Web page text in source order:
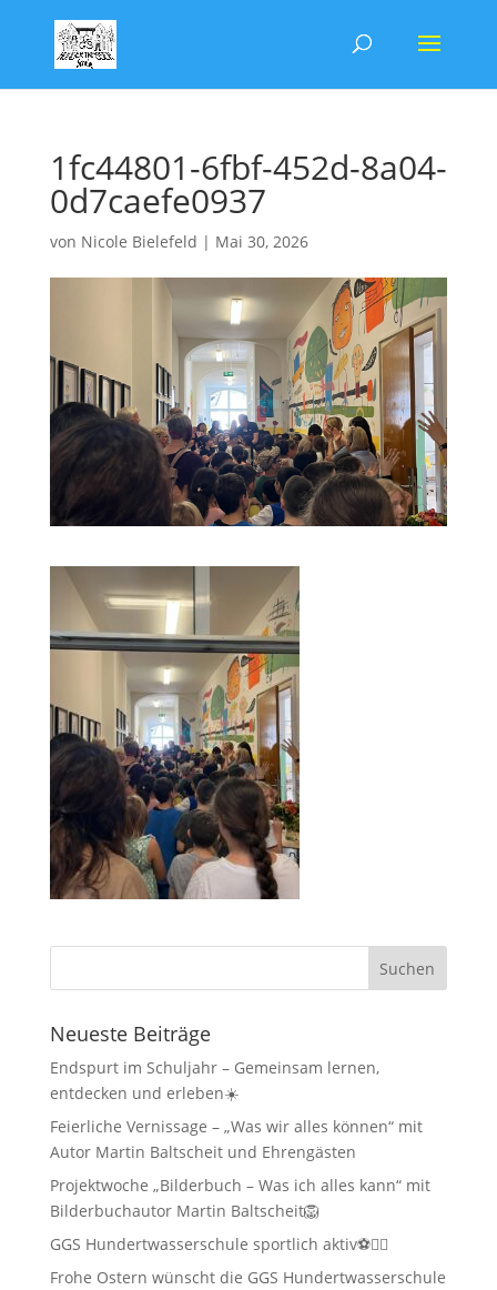
1fc44801-6fbf-452d-8a04-
0d7caefe0937
von Nicole Bielefeld | Mai 30, 2026
Neueste Beiträge
Endspurt im Schuljahr – Gemeinsam lernen,
entdecken und erleben☀️
Feierliche Vernissage – „Was wir alles können“ mit
Autor Martin Baltscheit und Ehrengästen
Projektwoche „Bilderbuch – Was ich alles kann“ mit
Bilderbuchautor Martin Baltscheit🦁
GGS Hundertwasserschule sportlich aktiv⚽🏃‍♂️
Frohe Ostern wünscht die GGS Hundertwasserschule